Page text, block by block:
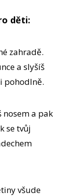
děti:
zahradě.
a slyšíš
pohodlně.
nosem a pak
se tvůj
všude